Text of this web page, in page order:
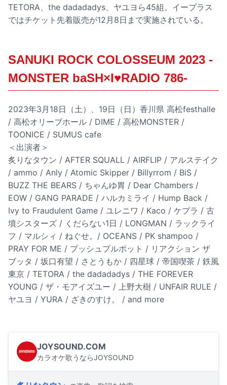
TETORA、the dadadadys、ヤユヨら45組。イープラス
ではチケット先着販売が12月8日まで実施されている。
SANUKI ROCK COLOSSEUM 2023 -
MONSTER baSH×I♥RADIO 786-
2023年3月18日（土）、19日（日）香川県 高松festhalle
/ 高松オリーブホール / DIME / 高松MONSTER /
TOONICE / SUMUS cafe
＜出演者＞
炙りなタウン / AFTER SQUALL / AIRFLIP / アルステイク
/ ammo / Anly / Atomic Skipper / Billyrrom / BiS /
BUZZ THE BEARS / ちゃんゆ胃 / Dear Chambers /
EOW / GANG PARADE / ハルカミライ / Hump Back /
Ivy to Fraudulent Game / ユレニワ / Kaco / ケプラ / 古
墳シスターズ / くだらない1日 / LONGMAN / ラックライ
フ / マルシィ / ねぐせ。/ OCEANS / PK shampoo /
PRAY FOR ME / プッシュプルポット / リアクション ザ
ブッタ / 坂口有望 / さとうもか / 四星球 / 帝国喫茶 / 鉄風
東京 / TETORA / the dadadadys / THE FOREVER
YOUNG / ザ・モアイズユー / 上野大樹 / UNFAIR RULE /
ヤユヨ / YURA / ざきのすけ。 / and more
JOYSOUND.COM
カラオケ歌うならJOYSOUND